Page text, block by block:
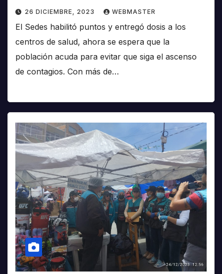
26 DICIEMBRE, 2023 WEBMASTER
El Sedes habilitó puntos y entregó dosis a los
centros de salud, ahora se espera que la
población acuda para evitar que siga el ascenso
de contagios. Con más de…